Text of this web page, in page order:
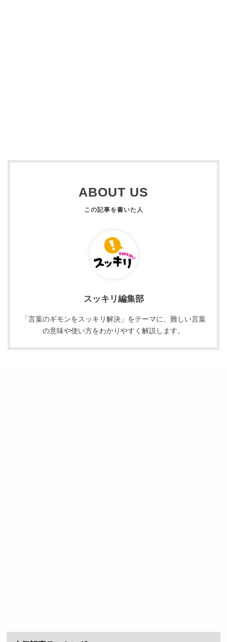
ABOUT US
スッキリ編集部
「言葉のギモンをスッキリ解決」をテーマに、難しい言葉
の意味や使い方をわかりやすく解説します。